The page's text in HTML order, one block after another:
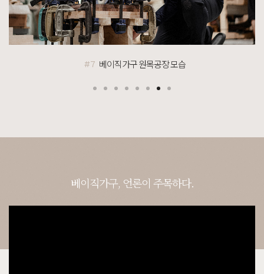
[]
포토리뷰 작성 시 참여 고객 전원 100% 스타벅스 아메리카노 1~5잔 기프티콘 증정!
[BEST PHOTO REVIEW] 베스트 포토 후기
8월 7일 서울 강서 박**고객님 설치후기입니다
#8 베이직가구 원목공장 모습
베이직가구, 언론이 주목하다.